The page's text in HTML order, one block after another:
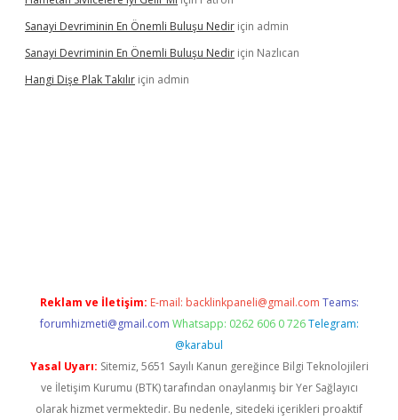
Sanayi Devriminin En Önemli Buluşu Nedir için admin
Sanayi Devriminin En Önemli Buluşu Nedir için Nazlıcan
Hangi Dişe Plak Takılır için admin
Reklam ve İletişim: E-mail: backlinkpaneli@gmail.com Teams:
forumhizmeti@gmail.com Whatsapp: 0262 606 0 726 Telegram:
@karabul
Yasal Uyarı: Sitemiz, 5651 Sayılı Kanun gereğince Bilgi Teknolojileri
ve İletişim Kurumu (BTK) tarafından onaylanmış bir Yer Sağlayıcı
olarak hizmet vermektedir. Bu nedenle, sitedeki içerikleri proaktif